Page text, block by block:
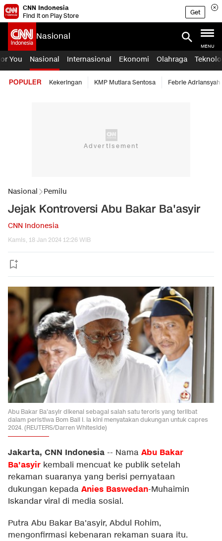
CNN Indonesia
Find it on Play Store
Get
Nasional
MENU
You Nasional Internasional Ekonomi Olahraga
POPULER Kekeringan KMP Mutiara Sentosa Febrie Adriansyah
Nasional Pemilu
Jejak Kontroversi Abu Bakar Ba'asyir
CNN Indonesia
Kamis, 18 Jan 2024 12:26 WIB
Abu Bakar Ba'asyir dikenal sebagai salah satu teroris yang terlibat
dalam peristiwa Bom Bali I. Ia kini menyatakan dukungan untuk capres
2024. (REUTERS/Darren Whiteside)
Jakarta, CNN Indonesia -- Nama Abu Bakar
Ba'asyir kembali mencuat ke publik setelah
rekaman suaranya yang berisi pernyataan
dukungan kepada Anies Baswedan-Muhaimin
Iskandar viral di media sosial.
Putra Abu Bakar Ba'asyir, Abdul Rohim,
mengonfirmasi kebenaran rekaman suara itu.